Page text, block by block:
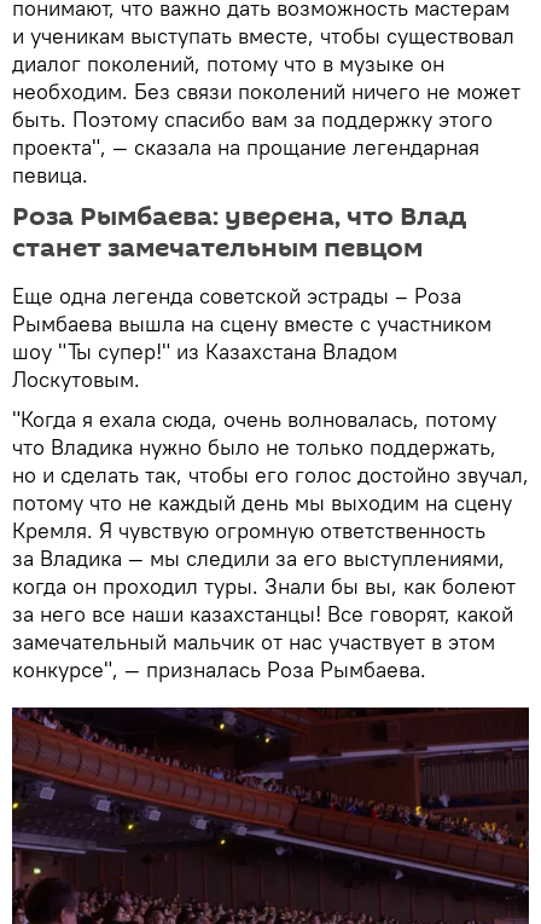
понимают, что важно дать возможность мастерам
и ученикам выступать вместе, чтобы существовал
диалог поколений, потому что в музыке он
необходим. Без связи поколений ничего не может
быть. Поэтому спасибо вам за поддержку этого
проекта", — сказала на прощание легендарная
певица.
Роза Рымбаева: уверена, что Влад
станет замечательным певцом
Еще одна легенда советской эстрады – Роза
Рымбаева вышла на сцену вместе с участником
шоу "Ты супер!" из Казахстана Владом
Лоскутовым.
"Когда я ехала сюда, очень волновалась, потому
что Владика нужно было не только поддержать,
но и сделать так, чтобы его голос достойно звучал,
потому что не каждый день мы выходим на сцену
Кремля. Я чувствую огромную ответственность
за Владика — мы следили за его выступлениями,
когда он проходил туры. Знали бы вы, как болеют
за него все наши казахстанцы! Все говорят, какой
замечательный мальчик от нас участвует в этом
конкурсе", — призналась Роза Рымбаева.